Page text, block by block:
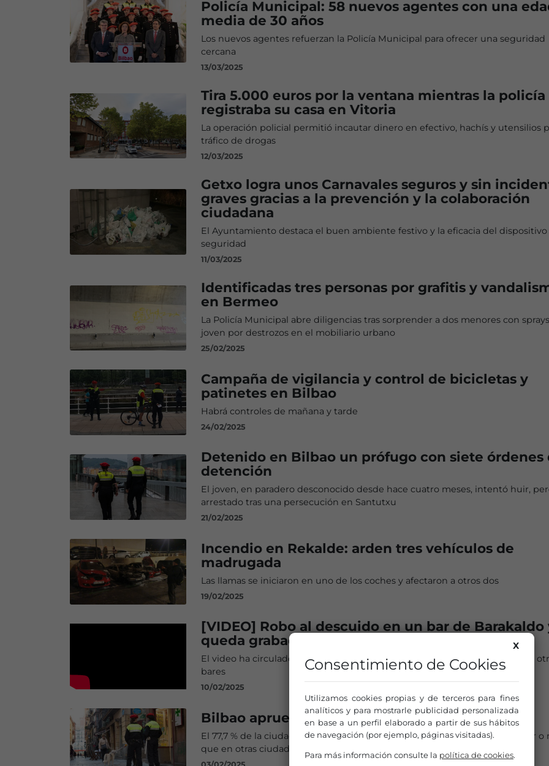
Policía Municipal: 58 nuevos agentes con una
media de 30 años
Los nuevos agentes refuerzan la Policía Municipal para ofrecer una seguridad
cercana
13/03/2025
Tira 5.000 euros por la ventana mientras la policía
registraba su casa en Vitoria
La operación policial permitió incautar dinero en efectivo, hachís y utensilios
tráfico de drogas
12/03/2025
Getxo logra unos Carnavales seguros y sin
graves gracias a la prevención y la colaboración
ciudadana
El Ayuntamiento destaca el buen ambiente festivo y la eficacia del dispositivo
seguridad
11/03/2025
Identificadas tres personas por grafitis y
en Bermeo
La Policía Municipal abre diligencias tras sorprender a dos menores con
joven por destrozos en el mobiliario urbano
25/02/2025
Campaña de vigilancia y control de bicicletas y
patinetes en Bilbao
Habrá controles de mañana y tarde
24/02/2025
Detenido en Bilbao un prófugo con siete órdenes
detención
El joven, en paradero desconocido desde hace cuatro meses, intentó huir,
arrestado tras una persecución en Santutxu
21/02/2025
Incendio en Rekalde: arden tres vehículos de
madrugada
Las llamas se iniciaron en uno de los coches y afectaron a otros dos
19/02/2025
[VIDEO] Robo al descuido en un bar de Barakaldo
queda grabado el modus operandi
El video ha circulado entre vecinos de Barakaldo y algunos les han visto en
bares
10/02/2025
Bilbao aprueba en seguridad por los pelos
El 77,7 % de la ciudadanía considera que la delincuencia en la villa es similar o
que en otras ciudades
X
Consentimiento de Cookies
Utilizamos cookies propias y de terceros para fines
analíticos y para mostrarle publicidad personalizada
en base a un perfil elaborado a partir de sus hábitos
de navegación (por ejemplo, páginas visitadas).
Para más información consulte la política de cookies.